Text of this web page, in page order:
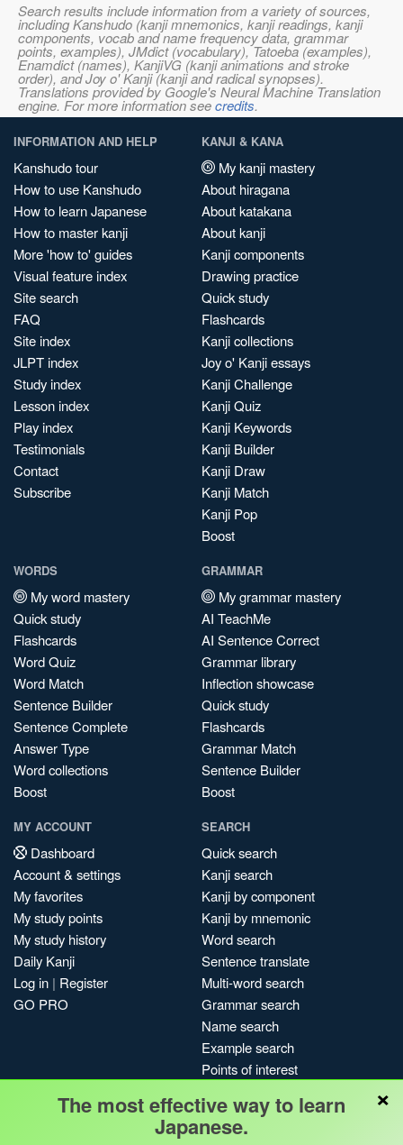
Search results include information from a variety of sources,
including Kanshudo (kanji mnemonics, kanji readings, kanji
components, vocab and name frequency data, grammar
points, examples), JMdict (vocabulary), Tatoeba (examples),
Enamdict (names), KanjiVG (kanji animations and stroke
order), and Joy o' Kanji (kanji and radical synopses).
Translations provided by Google's Neural Machine Translation
engine. For more information seecredits.
INFORMATION AND HELP
Kanshudo tour
How to use Kanshudo
How to learn Japanese
How to master kanji
More 'how to' guides
Visual feature index
Site search
FAQ
Site index
JLPT index
Study index
Lesson index
Play index
Testimonials
Contact
Subscribe
KANJI & KANA
My kanji mastery
About hiragana
About katakana
About kanji
Kanji components
Drawing practice
Quick study
Flashcards
Kanji collections
Joy o' Kanji essays
Kanji Challenge
Kanji Quiz
Kanji Keywords
Kanji Builder
Kanji Draw
Kanji Match
Kanji Pop
Boost
WORDS
My word mastery
Quick study
Flashcards
Word Quiz
Word Match
Sentence Builder
Sentence Complete
Answer Type
Word collections
Boost
GRAMMAR
My grammar mastery
AI TeachMe
AI Sentence Correct
Grammar library
Inflection showcase
Quick study
Flashcards
Grammar Match
Sentence Builder
Boost
MY ACCOUNT
Dashboard
Account & settings
My favorites
My study points
My study history
Daily Kanji
Log in | Register
GO PRO
SEARCH
Quick search
Kanji search
Kanji by component
Kanji by mnemonic
Word search
Sentence translate
Multi-word search
Grammar search
Name search
Example search
Points of interest
My search history
Search index
×
The most effective way to learn
Japanese.